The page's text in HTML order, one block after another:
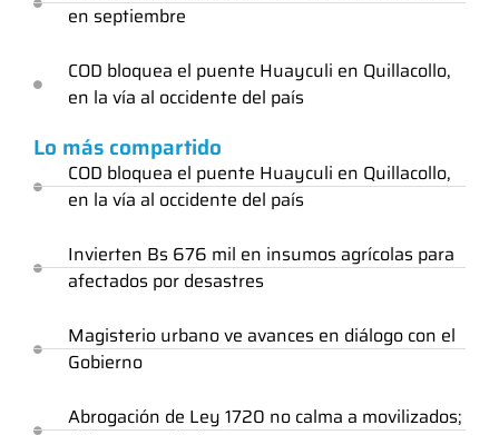
en septiembre
COD bloquea el puente Huayculi en Quillacollo,
en la vía al occidente del país
Lo más compartido
COD bloquea el puente Huayculi en Quillacollo,
en la vía al occidente del país
Invierten Bs 676 mil en insumos agrícolas para
afectados por desastres
Magisterio urbano ve avances en diálogo con el
Gobierno
Abrogación de Ley 1720 no calma a movilizados;